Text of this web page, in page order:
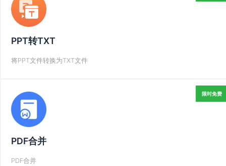
PPT转TXT
将PPT文件转换为TXT文件
PDF合并
PDF合并
限时免费